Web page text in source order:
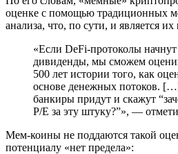
оценке с помощью традиционных
анализа, что, по сути, и является
«Если DeFi-протоколы
дивиденды, мы сможем
500 лет истории того, как
основе денежных потоков.
банкиры придут и скажут
P/E за эту штуку?”», —
Мем-коины не поддаются такой
потенциалу «нет предела»: